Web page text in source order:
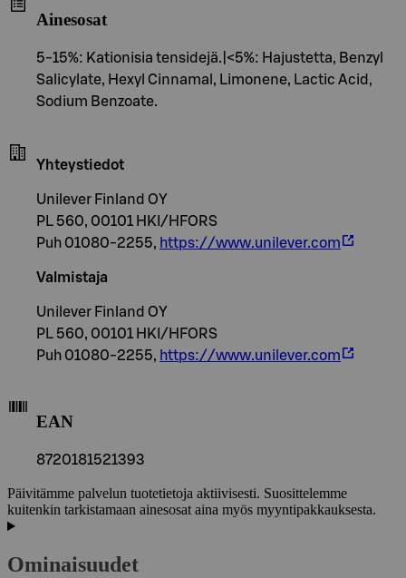
Ainesosat
5-15%: Kationisia tensidejä.|<5%: Hajustetta, Benzyl
Salicylate, Hexyl Cinnamal, Limonene, Lactic Acid,
Sodium Benzoate.
Yhteystiedot
Unilever Finland OY
PL 560, 00101 HKI/HFORS
Puh 01080-2255, https://www.unilever.com
Valmistaja
Unilever Finland OY
PL 560, 00101 HKI/HFORS
Puh 01080-2255, https://www.unilever.com
EAN
8720181521393
Päivitämme palvelun tuotetietoja aktiivisesti. Suosittelemme
kuitenkin tarkistamaan ainesosat aina myös myyntipakkauksesta.
Ominaisuudet